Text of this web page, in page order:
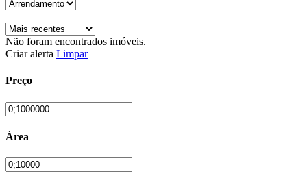
Não foram encontrados imóveis.
Criar alerta Limpar
Preço
Área